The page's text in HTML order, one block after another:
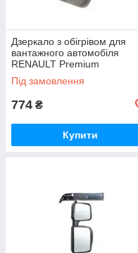
Дзеркало з обігрівом для
вантажного автомобіля
RENAULT Premium
Під замовлення
774 ₴
Купити